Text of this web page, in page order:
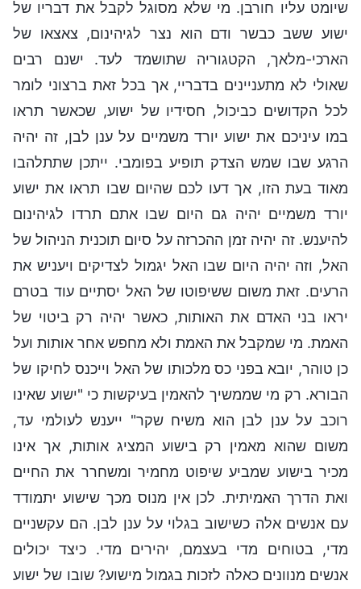
שיומט עליו חורבן. מי שלא מסוגל לקבל את דבריו של
ישוע ששב כבשר ודם הוא נצר לגיהינום, צאצאו של
הארכי-מלאך, הקטגוריה שתושמד לעד. ישנם רבים
שאולי לא מתעניינים בדבריי, אך בכל זאת ברצוני לומר
לכל הקדושים כביכול, חסידיו של ישוע, שכאשר תראו
במו עיניכם את ישוע יורד משמיים על ענן לבן, זה יהיה
הרגע שבו שמש הצדק תופיע בפומבי. ייתכן שתתלהבו
מאוד בעת הזו, אך דעו לכם שהיום שבו תראו את ישוע
יורד משמיים יהיה גם היום שבו אתם תרדו לגיהינום
להיענש. זה יהיה זמן ההכרזה על סיום תוכנית הניהול של
האל, וזה יהיה היום שבו האל יגמול לצדיקים ויעניש את
הרעים. זאת משום ששיפוטו של האל יסתיים עוד בטרם
יראו בני האדם את האותות, כאשר יהיה רק ביטוי של
האמת. מי שמקבל את האמת ולא מחפש אחר אותות ועל
כן טוהר, יובא בפני כס מלכותו של האל וייכנס לחיקו של
הבורא. רק מי שממשיך להאמין בעיקשות כי "ישוע שאינו
רוכב על ענן לבן הוא משיח שקר" ייענש לעולמי עד,
משום שהוא מאמין רק בישוע המציג אותות, אך אינו
מכיר בישוע שמביע שיפוט מחמיר ומשחרר את החיים
ואת הדרך האמיתית. לכן אין מנוס מכך שישוע יתמודד
עם אנשים אלה כשישוב בגלוי על ענן לבן. הם עקשניים
מדי, בטוחים מדי בעצמם, יהירים מדי. כיצד יכולים
אנשים מנוונים כאלה לזכות בגמול מישוע? שובו של ישוע